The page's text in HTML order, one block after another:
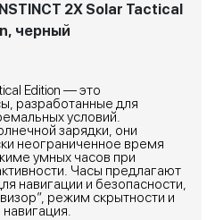
2X Solar Tactical
черный
Edition — это
разработанные для
условий.
зарядки, они
неограниченное время
умных часов при
Часы предлагают
навигации и безопасности,
режим скрытности и